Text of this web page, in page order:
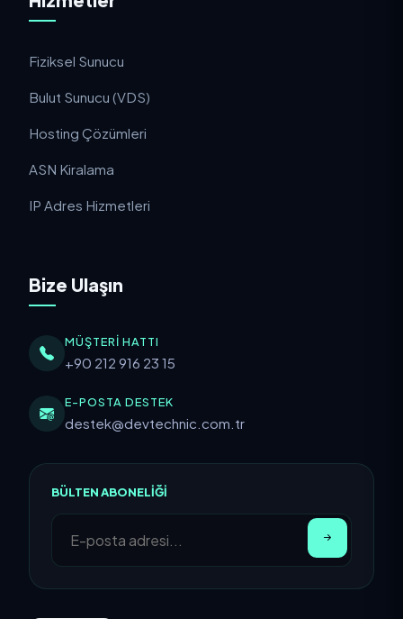
Hizmetler
Fiziksel Sunucu
Bulut Sunucu (VDS)
Hosting Çözümleri
IP Adres Hizmetleri
Bize Ulaşın
+90 212 916 23 15
destek@devtechnic.com.tr